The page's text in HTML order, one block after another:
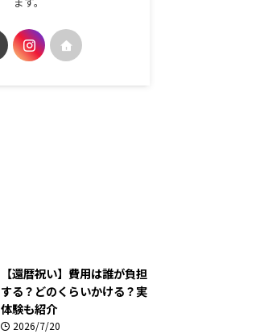
【還暦祝い】費用は誰が負担
する？どのくらいかける？実
体験も紹介
2026/7/20